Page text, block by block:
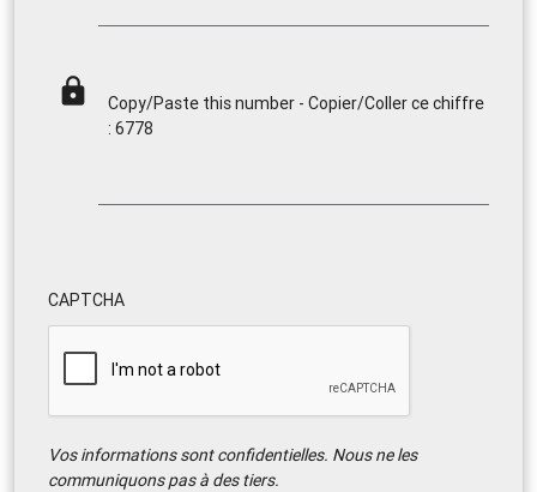
lock
Copy/Paste this number - Copier/Coller ce chiffre
: 6778
CAPTCHA
Vos informations sont confidentielles. Nous ne les
communiquons pas à des tiers.